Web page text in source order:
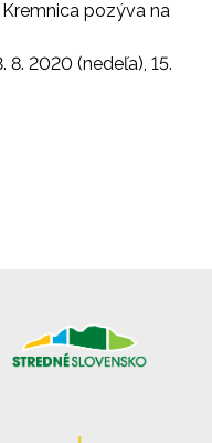
pozýva na
8. 2020 (nedeľa), 15.